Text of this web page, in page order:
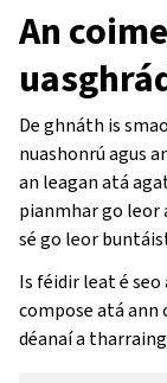
An
De ghnáth is
nuashonrú agus
an leagan atá
pianmhar go leor
sé go leor
Is féidir leat é
compose atá ann
déanaí a